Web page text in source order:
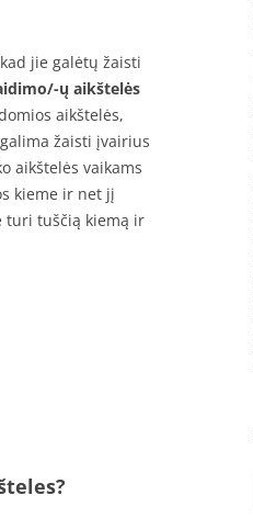
jie galėtų žaisti
ų aikštelės
aikštelės,
žaisti įvairius
aikštelės vaikams
kieme ir net jį
turi tuščią kiemą ir